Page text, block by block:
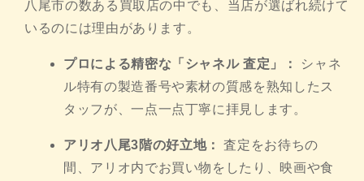
八尾市の数ある買取店の中でも、当店が選ばれ続けて
いるのには理由があります。
プロによる精密な「シャネル 査定」：
シャネ
ル特有の製造番号や素材の質感を熟知したス
タッフが、一点一点丁寧に拝見します。
アリオ八尾3階の好立地：
査定をお待ちの
間、アリオ内でお買い物をしたり、映画や食